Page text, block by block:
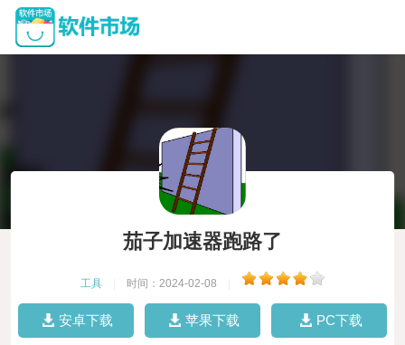
茄子加速器跑路了
工具 时间：2024-02-08
安卓下载 苹果下载 PC下载